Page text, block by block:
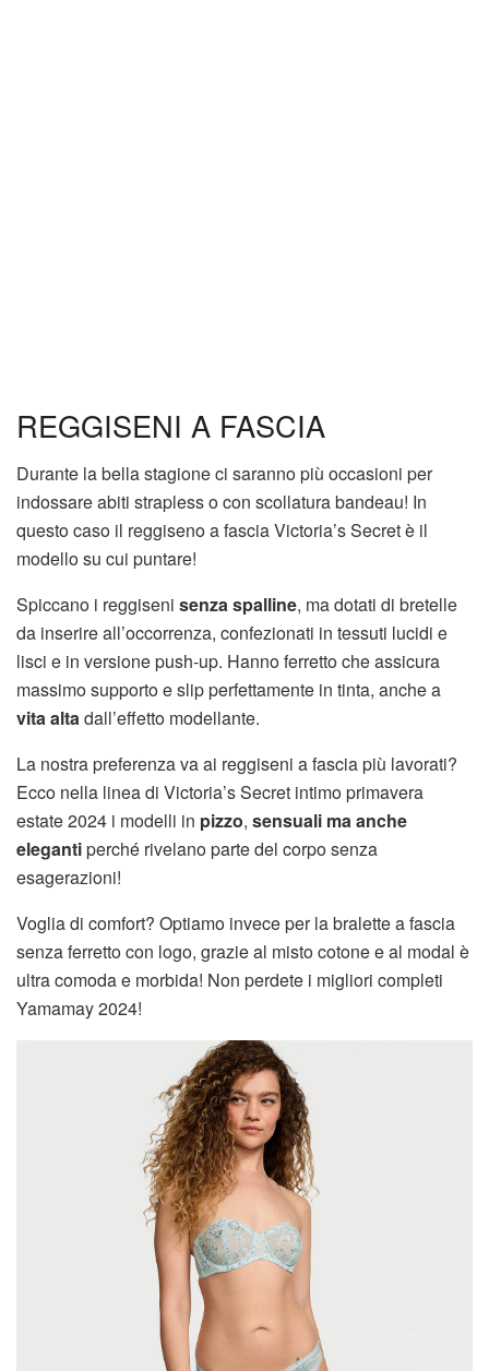
REGGISENI A FASCIA
Durante la bella stagione ci saranno più occasioni per
indossare abiti strapless o con scollatura bandeau! In
questo caso il reggiseno a fascia Victoria’s Secret è il
modello su cui puntare!
Spiccano i reggiseni senza spalline, ma dotati di bretelle
da inserire all’occorrenza, confezionati in tessuti lucidi e
lisci e in versione push-up. Hanno ferretto che assicura
massimo supporto e slip perfettamente in tinta, anche a
vita altadall’effetto modellante.
La nostra preferenza va ai reggiseni a fascia più lavorati?
Ecco nella linea di Victoria’s Secret intimo primavera
estate 2024 i modelli in pizzo, sensuali ma anche
elegantiperché rivelano parte del corpo senza
esagerazioni!
Voglia di comfort? Optiamo invece per la bralette a fascia
senza ferretto con logo, grazie al misto cotone e al modal è
ultra comoda e morbida! Non perdete i migliori completi
Yamamay 2024!